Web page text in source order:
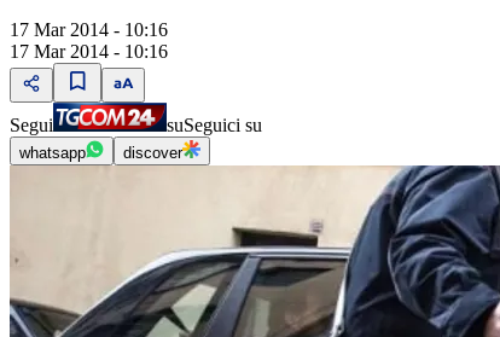
17 Mar 2014 - 10:16
17 Mar 2014 - 10:16
Segui suSeguici su
whatsapp discover